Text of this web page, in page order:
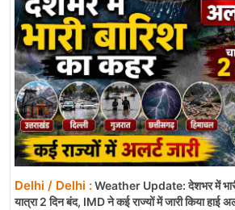
Delhi / Delhi :Weather Update: देशभर में भारी
यात्रा 2 दिन बंद, IMD ने कई राज्यों में जारी किया हाई